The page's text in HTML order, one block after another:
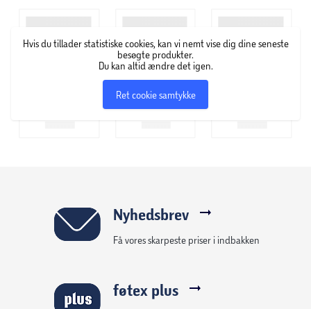
Hvis du tillader statistiske cookies, kan vi nemt vise dig dine seneste
besøgte produkter.
Du kan altid ændre det igen.
Ret cookie samtykke
Nyhedsbrev
Få vores skarpeste priser i indbakken
føtex plus